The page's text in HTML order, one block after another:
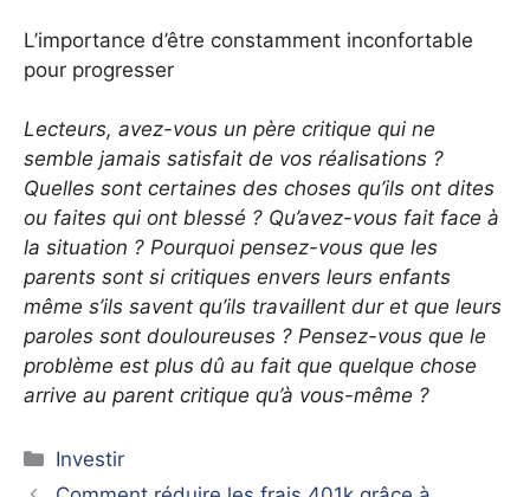
L’importance d’être constamment inconfortable
pour progresser
Lecteurs, avez-vous un père critique qui ne
semble jamais satisfait de vos réalisations ?
Quelles sont certaines des choses qu’ils ont dites
ou faites qui ont blessé ? Qu’avez-vous fait face à
la situation ? Pourquoi pensez-vous que les
parents sont si critiques envers leurs enfants
même s’ils savent qu’ils travaillent dur et que leurs
paroles sont douloureuses ? Pensez-vous que le
problème est plus dû au fait que quelque chose
arrive au parent critique qu’à vous-même ?
Catégories
Investir